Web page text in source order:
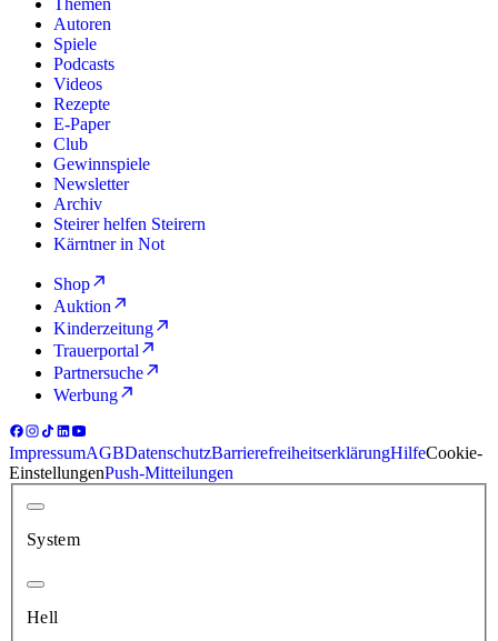
Autoren
Spiele
Podcasts
Videos
Rezepte
E-Paper
Club
Gewinnspiele
Newsletter
Archiv
Steirer helfen Steirern
Kärntner in Not
Shop
Auktion
Kinderzeitung
Trauerportal
Partnersuche
Werbung
ImpressumAGBDatenschutzBarrierefreiheitserklärungHilfeCookie-
EinstellungenPush-Mitteilungen
System
Hell